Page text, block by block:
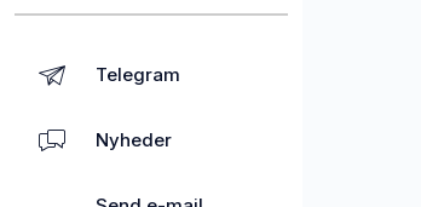
Telegram
Nyheder